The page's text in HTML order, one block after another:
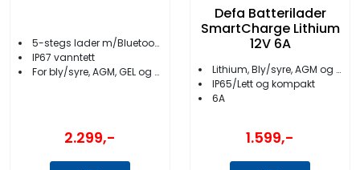
5-stegs lader m/Bluetooth
IP67 vanntett
For bly/syre, AGM, GEL og Lithium batterier
2.299,-
Defa Batterilader
SmartCharge Lithium
12V 6A
Lithium, Bly/syre, AGM og GEL
IP65/Lett og kompakt
6A
1.599,-